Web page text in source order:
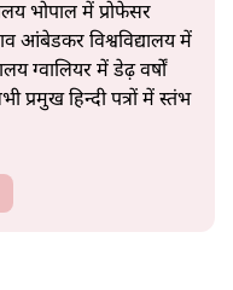
भोपाल में प्रोफेसर
आंबेडकर विश्वविद्यालय में
ग्वालियर में डेढ़ वर्षों
हिन्दी पत्रों में स्तंभ